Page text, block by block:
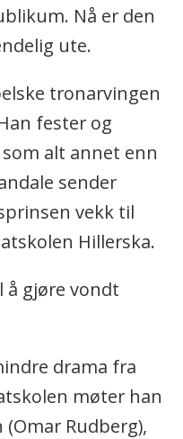
Nå er den
ute.
tronarvingen
fester og
alt annet enn
sender
vekk til
Hillerska.
gjøre vondt
drama fra
møter han
(Omar Rudberg),